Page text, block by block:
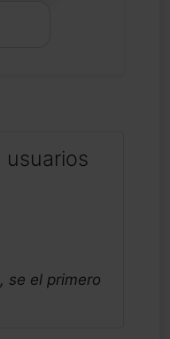
se el primero